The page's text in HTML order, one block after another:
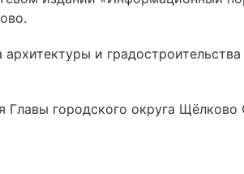
и градостроительства
Главы городского округа Щёлково